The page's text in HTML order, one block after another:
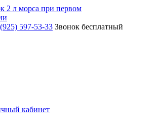
2 л морса при первом
597-53-33 Звонок бесплатный
кабинет